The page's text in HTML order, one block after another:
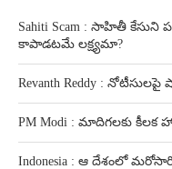
Sahiti Scam : సాహితీ కేసుని
కాపాడటమే లక్ష్యమా?
Revanth Reddy :
PM Modi : మాదిగలకు
Indonesia : ఆ దేశంలో